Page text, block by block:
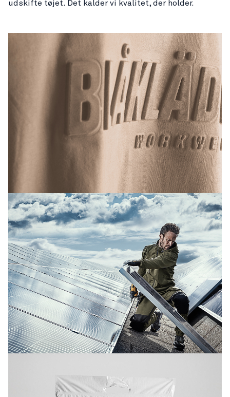
udskifte tøjet. Det kalder vi kvalitet, der holder.